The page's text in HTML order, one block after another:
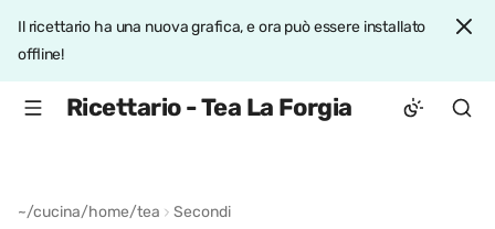
Il ricettario ha una nuova grafica, e ora può essere installato
offline!
Ricettario - Tea La Forgia
~/cucina/home/tea Secondi